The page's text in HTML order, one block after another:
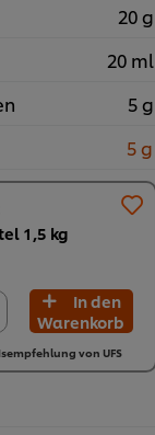
20 g
20 ml
5 g
5 g
1,5 kg
In den
Warenkorb
von UFS